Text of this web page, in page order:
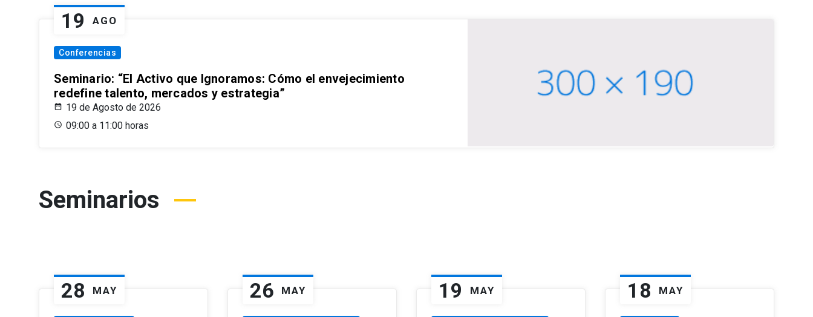
19 AGO
Conferencias
Seminario: “El Activo que Ignoramos: Cómo el envejecimiento
redefine talento, mercados y estrategia”
19 de Agosto de 2026
09:00 a 11:00 horas
Seminarios
28 MAY 26 MAY 19 MAY 18 MAY